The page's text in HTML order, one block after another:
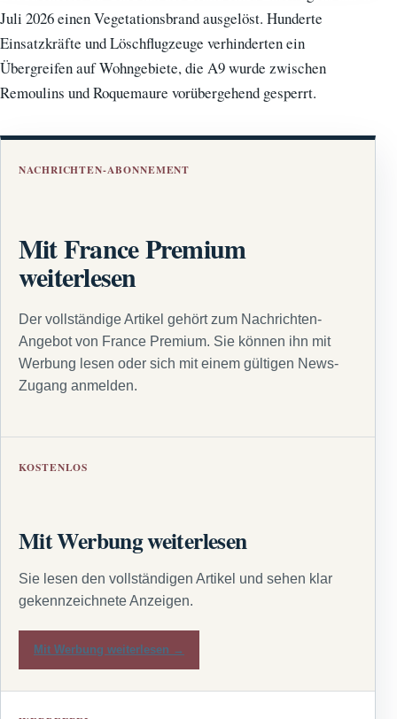
Juli 2026 einen Vegetationsbrand ausgelöst. Hunderte
Einsatzkräfte und Löschflugzeuge verhinderten ein
Übergreifen auf Wohngebiete, die A9 wurde zwischen
Remoulins und Roquemaure vorübergehend gesperrt.
NACHRICHTEN-ABONNEMENT
Mit France Premium
weiterlesen
Der vollständige Artikel gehört zum Nachrichten-
Angebot von France Premium. Sie können ihn mit
Werbung lesen oder sich mit einem gültigen News-
Zugang anmelden.
KOSTENLOS
Mit Werbung weiterlesen
Sie lesen den vollständigen Artikel und sehen klar
gekennzeichnete Anzeigen.
Mit Werbung weiterlesen →